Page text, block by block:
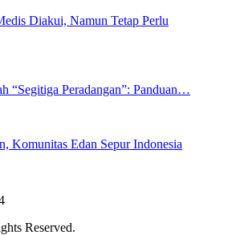
Diakui, Namun Tetap Perlu
“Segitiga Peradangan”: Panduan…
Komunitas Edan Sepur Indonesia
Reserved.